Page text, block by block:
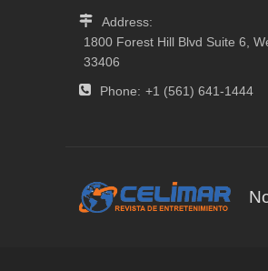
Address:
1800 Forest Hill Blvd Suite 6,
33406
Phone: +1 (561) 641-1444